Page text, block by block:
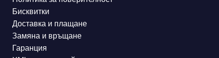
Бисквитки
Доставка и плащане
Замяна и връщане
Гаранция